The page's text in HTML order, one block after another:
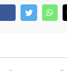
FacebookTwitter